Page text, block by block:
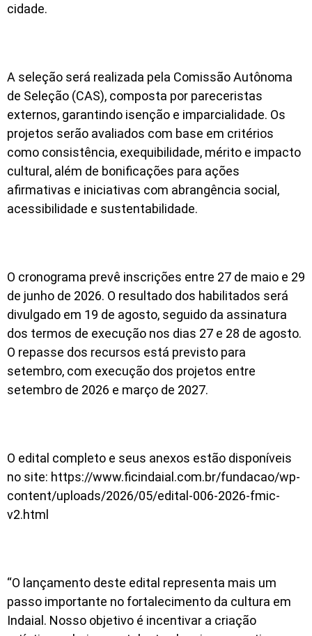
cidade.
A seleção será realizada pela Comissão Autônoma
de Seleção (CAS), composta por pareceristas
externos, garantindo isenção e imparcialidade. Os
projetos serão avaliados com base em critérios
como consistência, exequibilidade, mérito e impacto
cultural, além de bonificações para ações
afirmativas e iniciativas com abrangência social,
acessibilidade e sustentabilidade.
O cronograma prevê inscrições entre 27 de maio e 29
de junho de 2026. O resultado dos habilitados será
divulgado em 19 de agosto, seguido da assinatura
dos termos de execução nos dias 27 e 28 de agosto.
O repasse dos recursos está previsto para
setembro, com execução dos projetos entre
setembro de 2026 e março de 2027.
O edital completo e seus anexos estão disponíveis
no site: https://www.ficindaial.com.br/fundacao/wp-
content/uploads/2026/05/edital-006-2026-fmic-
v2.html
“O lançamento deste edital representa mais um
passo importante no fortalecimento da cultura em
Indaial. Nosso objetivo é incentivar a criação